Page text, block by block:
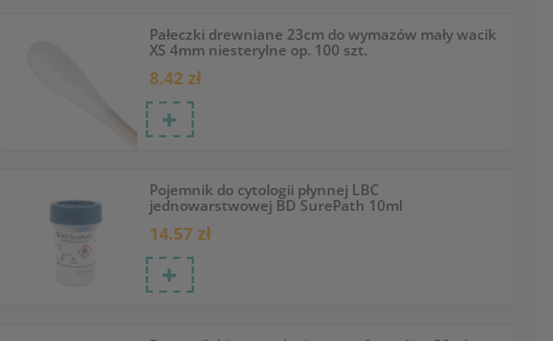
Pałeczki drewniane 23cm do wymazów mały wacik
XS 4mm niesterylne op. 100 szt.
8.42 zł
Pojemnik do cytologii płynnej LBC
jednowarstwowej BD SurePath 10ml
14.57 zł